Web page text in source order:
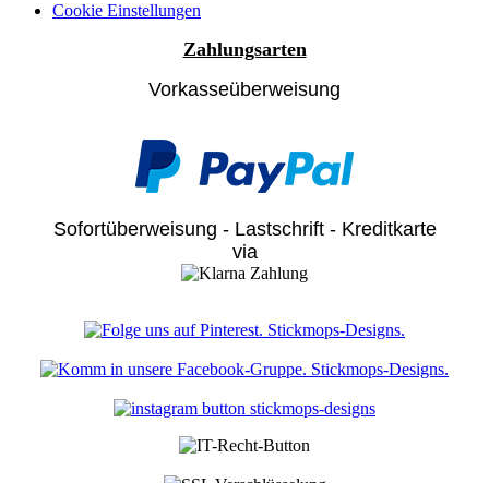
Cookie Einstellungen
Zahlungsarten
Vorkasseüberweisung
Sofortüberweisung - Lastschrift - Kreditkarte
via